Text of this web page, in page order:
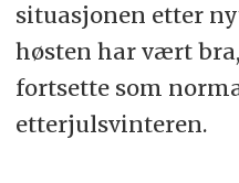
situasjonen etter
høsten har vært
fortsette som
etterjulsvinteren.